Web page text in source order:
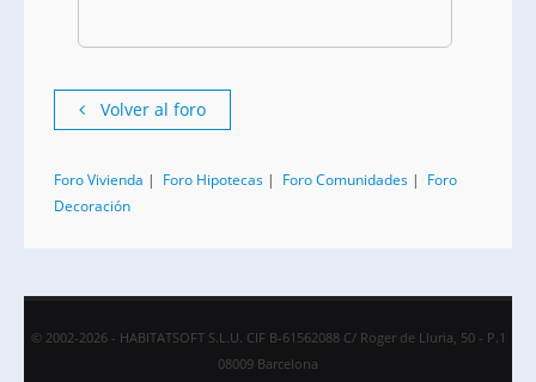
Volver al foro
Foro Vivienda | Foro Hipotecas | Foro Comunidades | Foro
Decoración
© 2002-2026 - HABITATSOFT S.L.U. CIF B-61562088 C/ Roger de Lluria, 50 - P.1
08009 Barcelona